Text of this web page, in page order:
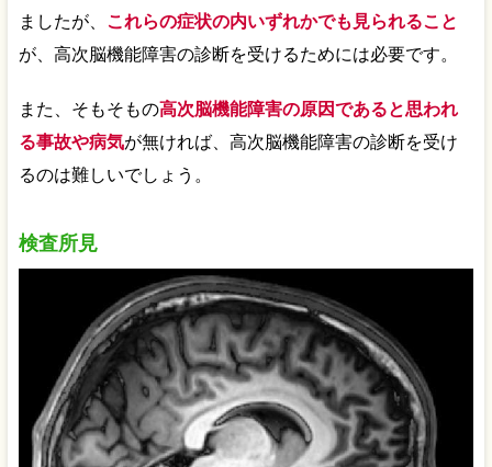
ましたが、 これらの症状の内いずれかでも見られること
が、高次脳機能障害の診断を受けるためには必要です。
また、そもそもの高次脳機能障害の原因であると思われ
る事故や病気が無ければ、高次脳機能障害の診断を受け
るのは難しいでしょう。
検査所見